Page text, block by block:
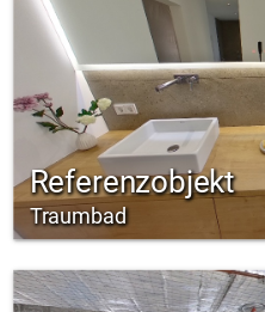
Referenzobjekt
Traumbad